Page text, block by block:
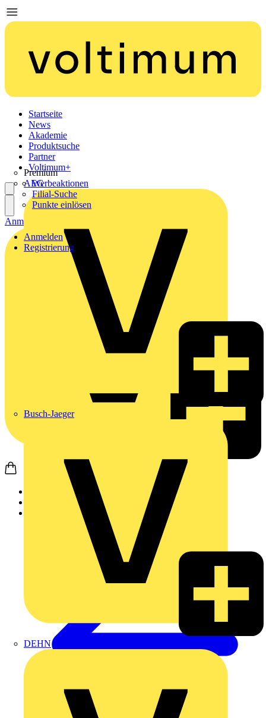
Startseite
News
Akademie
Produktsuche
Partner
Premium
AEG
Busch-Jaeger
DEHN
Voltimum+
Werbeaktionen
Filial-Suche
Punkte einlösen
Anmelden
Registrierung
Anmelden